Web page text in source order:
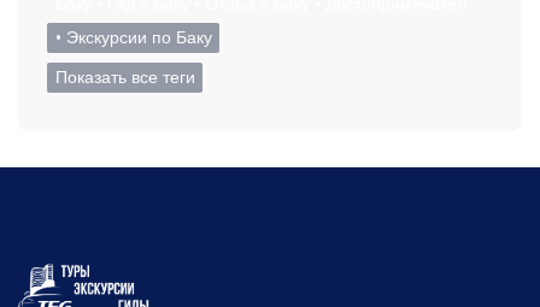
• Экскурсии по Баку
Показать все теги